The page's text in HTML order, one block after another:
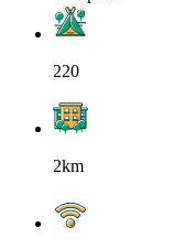
220
2km